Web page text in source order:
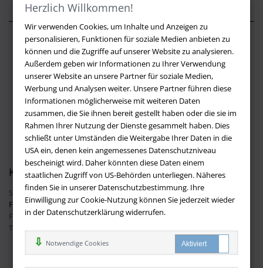
Herzlich Willkommen!
Wir verwenden Cookies, um Inhalte und Anzeigen zu
personalisieren, Funktionen für soziale Medien anbieten zu
können und die Zugriffe auf unserer Website zu analysieren.
Außerdem geben wir Informationen zu Ihrer Verwendung
unserer Website an unsere Partner für soziale Medien,
Werbung und Analysen weiter. Unsere Partner führen diese
Informationen möglicherweise mit weiteren Daten
zusammen, die Sie ihnen bereit gestellt haben oder die sie im
Rahmen Ihrer Nutzung der Dienste gesammelt haben. Dies
schließt unter Umständen die Weitergabe Ihrer Daten in die
USA ein, denen kein angemessenes Datenschutzniveau
bescheinigt wird. Daher könnten diese Daten einem
staatlichen Zugriff von US-Behörden unterliegen. Näheres
finden Sie in unserer Datenschutzbestimmung. Ihre
Einwilligung zur Cookie-Nutzung können Sie jederzeit wieder
in der Datenschutzerklärung widerrufen.
Notwendige Cookies
Über buchversandmimpf2000.de
Impressum
Versandbedingungen
Widerruf
Batteriehinweis
AGB
Datenschutz
Kontakt
Sie haben Fragen?Hier finden Sie Antworten auf häufig gestellte
Fragen.
Fragen per E-Mail:info@buchversandmimpf2000.de
Telefon: +49 (0)9209 20 23 188
Ihre Vorteile bei uns